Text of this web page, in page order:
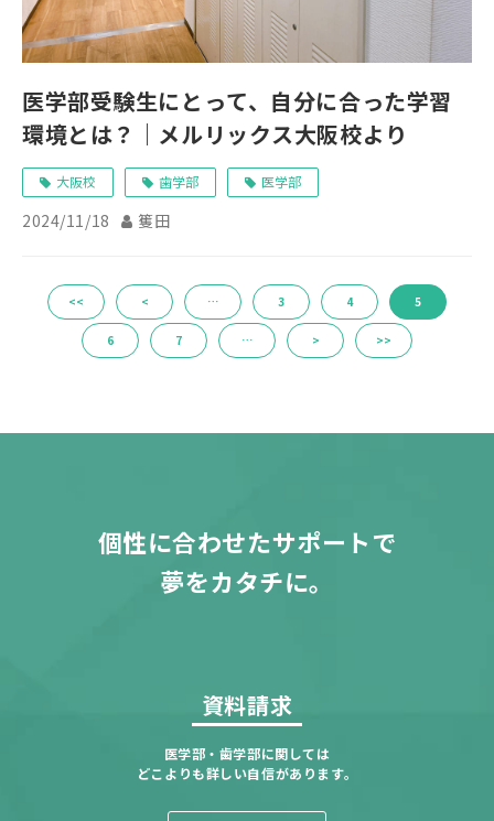
医学部受験生にとって、自分に合った学習
環境とは？｜メルリックス大阪校より
大阪校 歯学部 医学部
2024/11/18 篗田
<< < … 3 4 5
6 7 … > >>
個性に合わせたサポートで
夢をカタチに。
資料請求
医学部・歯学部に関しては
どこよりも詳しい自信があります。